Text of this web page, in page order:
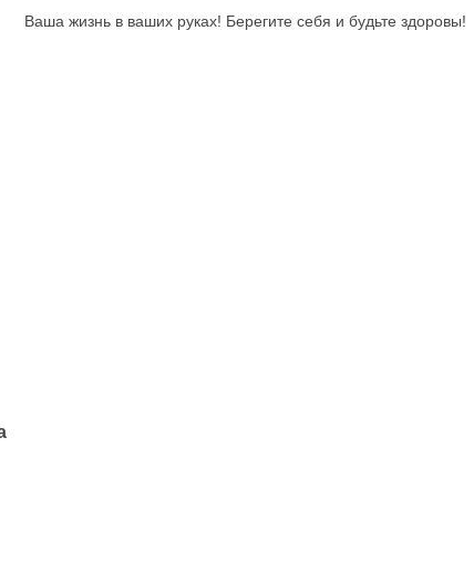
Ваша жизнь в ваших руках! Берегите себя и будьте здоровы!